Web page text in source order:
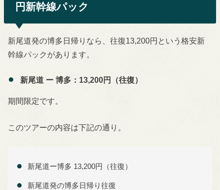
円新幹線パック
新尾道発の博多日帰りなら、往復13,200円という格安新
幹線パックがあります。
新尾道 ー 博多：13,200円（往復）
期間限定です。
このツアーの内容は下記の通り。
新尾道ー博多 13,200円（往復）
新尾道発の博多日帰り往復